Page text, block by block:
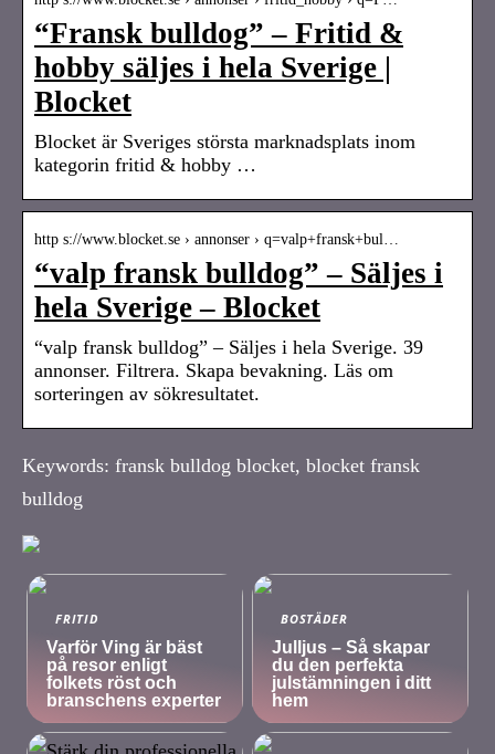
“Fransk bulldog” – Fritid &
hobby säljes i hela Sverige |
Blocket
Blocket är Sveriges största marknadsplats inom
kategorin fritid & hobby …
http s://www.blocket.se › annonser › q=valp+fransk+bul…
“valp fransk bulldog” – Säljes i
hela Sverige – Blocket
“valp fransk bulldog” – Säljes i hela Sverige. 39
annonser. Filtrera. Skapa bevakning. Läs om
sorteringen av sökresultatet.
Keywords: fransk bulldog blocket, blocket fransk
bulldog
FRITID
Varför Ving är bäst
på resor enligt
folkets röst och
branschens experter
BOSTÄDER
Julljus – Så skapar
du den perfekta
julstämningen i ditt
hem